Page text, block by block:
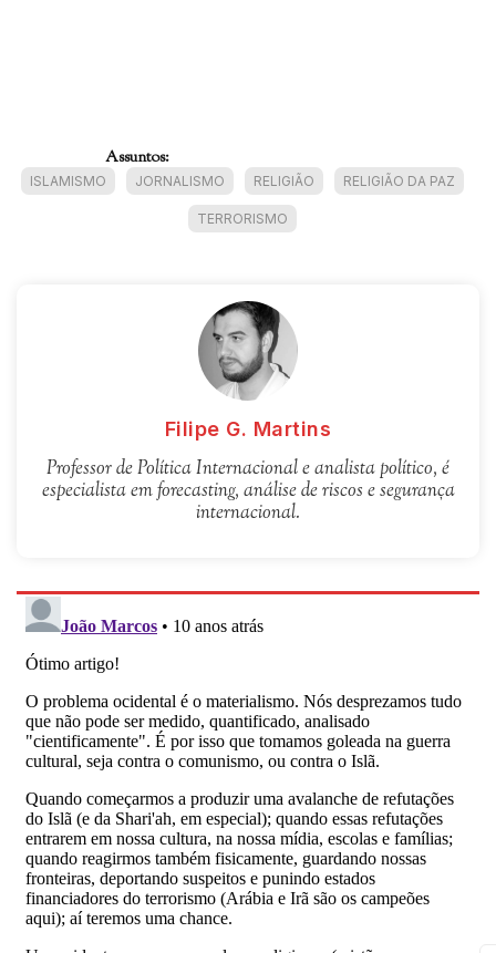
Assuntos:
ISLAMISMO JORNALISMO RELIGIÃO RELIGIÃO DA PAZ
TERRORISMO
Filipe G. Martins
Professor de Política Internacional e analista político, é
especialista em forecasting, análise de riscos e segurança
internacional.